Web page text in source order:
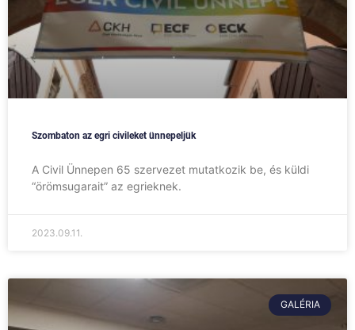
Szombaton az egri civileket ünnepeljük
A Civil Ünnepen 65 szervezet mutatkozik be, és küldi
“örömsugarait” az egrieknek.
2023.09.11.
GALÉRIA